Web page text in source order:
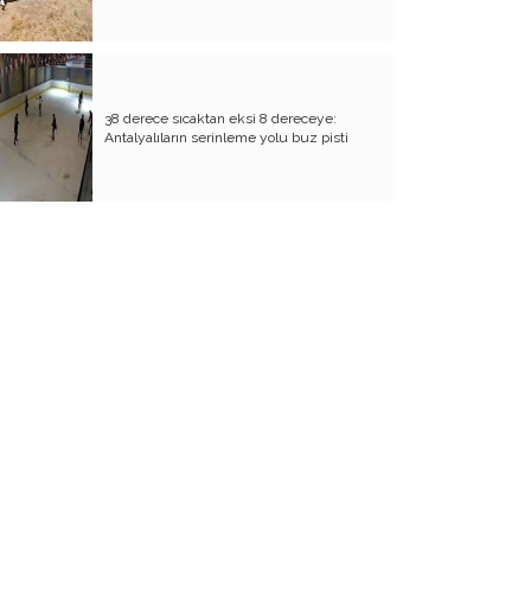
Haim Nahum Doktrini ve Temel İlkeleri!
Epstein Dosyaları: Bir Düzenin Kirli
Hikayesi
Sabır Taşı Çatladı “El İnsaf!”
Yalanıyla Yaşayan, İftirasıyla Batar
38 derece sıcaktan eksi 8 dereceye:
Antalyalıların serinleme yolu buz pisti